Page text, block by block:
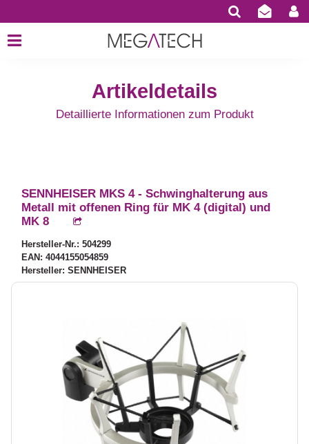
Artikeldetails
Detaillierte Informationen zum Produkt
SENNHEISER MKS 4 - Schwinghalterung aus
Metall mit offenen Ring für MK 4 (digital) und
MK 8
Hersteller-Nr.: 504299
EAN: 4044155054859
Hersteller: SENNHEISER